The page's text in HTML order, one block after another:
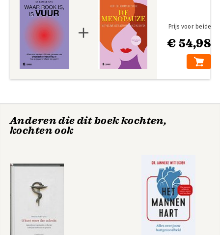
€ 54,98
Prijs voor beide
Anderen die dit boek kochten,
kochten ook